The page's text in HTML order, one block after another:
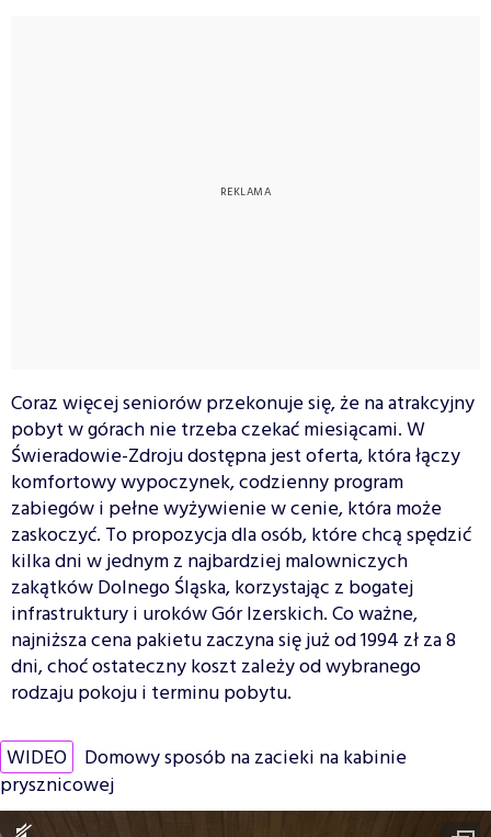
Coraz więcej seniorów przekonuje się, że na atrakcyjny
pobyt w górach nie trzeba czekać miesiącami. W
Świeradowie-Zdroju dostępna jest oferta, która łączy
komfortowy wypoczynek, codzienny program
zabiegów i pełne wyżywienie w cenie, która może
zaskoczyć. To propozycja dla osób, które chcą spędzić
kilka dni w jednym z najbardziej malowniczych
zakątków Dolnego Śląska, korzystając z bogatej
infrastruktury i uroków Gór Izerskich. Co ważne,
najniższa cena pakietu zaczyna się już od 1994 zł za 8
dni, choć ostateczny koszt zależy od wybranego
rodzaju pokoju i terminu pobytu.
WIDEO Domowy sposób na zacieki na kabinie
prysznicowej